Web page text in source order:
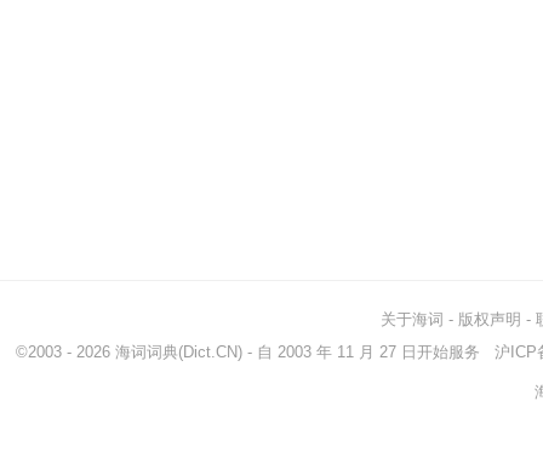
关于海词 - 版权声明 -
©2003 - 2026 海词词典(Dict.CN) - 自 2003 年 11 月 27 日开始服务 沪ICP